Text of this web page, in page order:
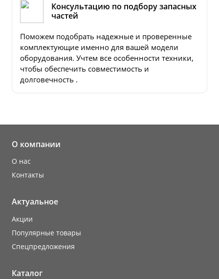
Консультацию по подбору запасных
частей
Поможем подобрать надежные и проверенные
комплектующие именно для вашей модели
оборудования. Учтем все особенности техники,
чтобы обеспечить совместимость и
долговечность .
О компании
О нас
Контакты
Актуальное
Акции
Популярные товары
Cпецпредложения
Каталог